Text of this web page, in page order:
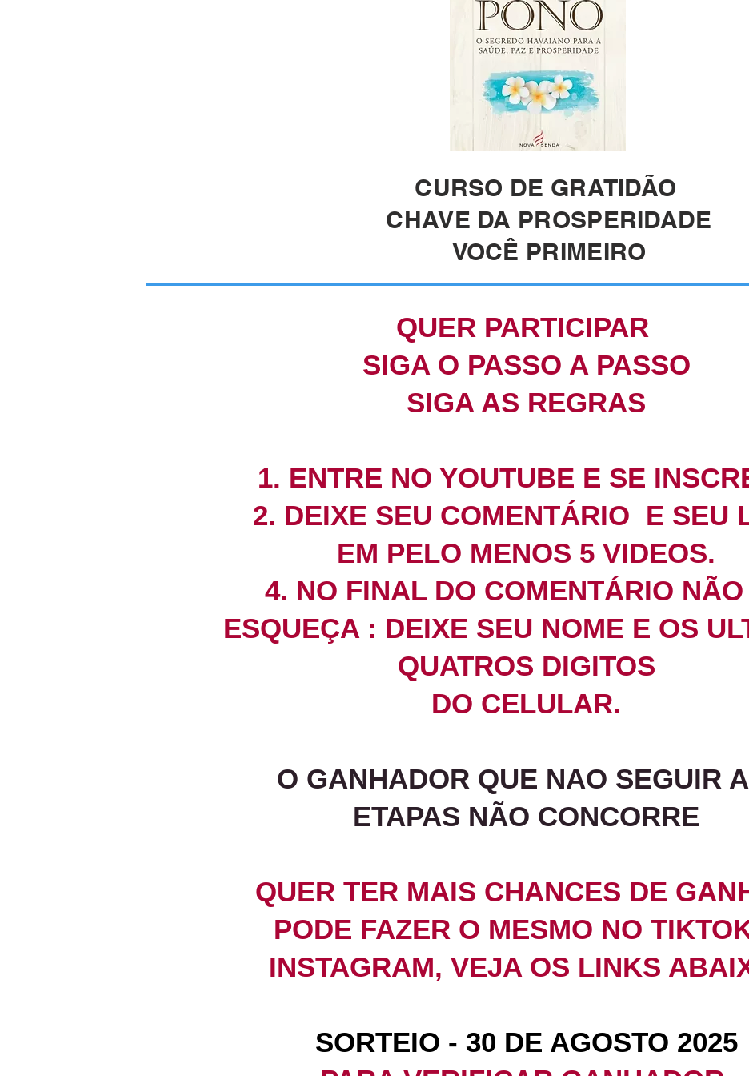
CURSO DE GRATIDÃO
CHAVE DA PROSPERIDADE
VOCÊ PRIMEIRO
QUER PARTICIPAR
SIGA O PASSO A PASSO
SIGA AS REGRAS
1. ENTRE NO YOUTUBE E SE
2. DEIXE SEU COMENTÁRIO E SEU
EM PELO MENOS 5 VIDEOS.
4. NO FINAL DO COMENTÁRIO NÃO
ESQUEÇA : DEIXE SEU NOME E OS
QUATROS DIGITOS
DO CELULAR.
O GANHADOR QUE NAO SEGUIR
ETAPAS NÃO CONCORRE
QUER TER MAIS CHANCES DE
PODE FAZER O MESMO NO
INSTAGRAM, VEJA OS LINKS
SORTEIO - 30 DE AGOSTO 2025